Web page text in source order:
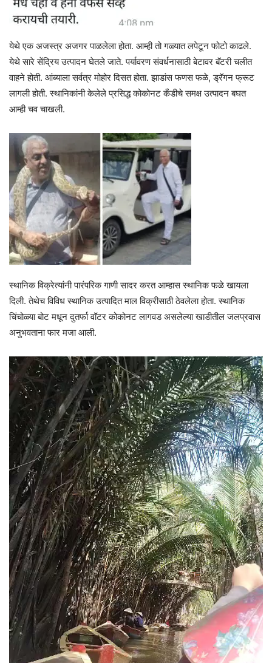
येथे एक अजस्त्र अजगर पाळलेला होता. आम्ही तो गळ्यात लपेटून फोटो काढले.
येथे सारे सेंद्रिय उत्पादन घेतले जाते. पर्यावरण संवर्धनासाठी बेटावर बॅटरी चलीत
वाहने होती. आंब्याला सर्वत्र मोहोर दिसत होता. झाडांस फणस फळे, ड्रॅगन फ्रूट
लागली होती. स्थानिकांनी केलेले प्रसिद्ध कोकोनट कँडीचे समक्ष उत्पादन बघत
आम्ही चव चाखली.
स्थानिक विक्रेत्यांनी पारंपरिक गाणी सादर करत आम्हास स्थानिक फळे खायला
दिली. तेथेच विविध स्थानिक उत्पादित माल विक्रीसाठी ठेवलेला होता. स्थानिक
चिंचोळ्या बोट मधून दुतर्फा वॉटर कोकोनट लागवड असलेल्या खाडीतील जलप्रवास
अनुभवताना फार मजा आली.